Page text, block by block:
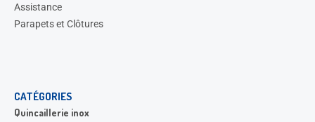
Assistance
Parapets et Clôtures
CATÉGORIES
Quincaillerie inox